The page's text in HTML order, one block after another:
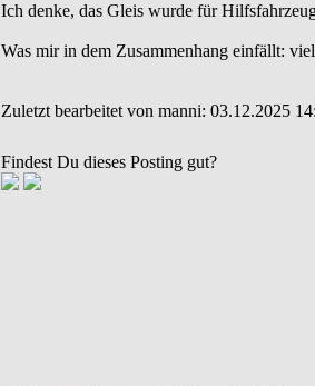
Ich denke, das Gleis wurde für
Was mir in dem Zusammenhang einfällt:
Zuletzt bearbeitet von manni: 03.12.2025
Findest Du dieses Posting gut?